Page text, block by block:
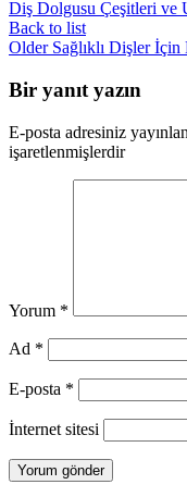
Diş Dolgusu Çeşitleri ve
Back to list
Older Sağlıklı Dişler
Bir yanıt yazın
E-posta adresiniz
işaretlenmişlerdir
Yorum *
Ad *
E-posta *
İnternet sitesi